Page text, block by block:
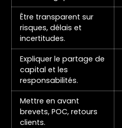
Être transparent sur
risques, délais et
incertitudes.
Expliquer le partage de
capital et les
responsabilités.
Mettre en avant
brevets, POC, retours
clients.